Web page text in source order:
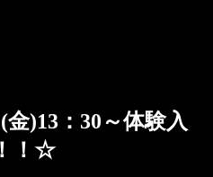
)13：30～体験入
！☆